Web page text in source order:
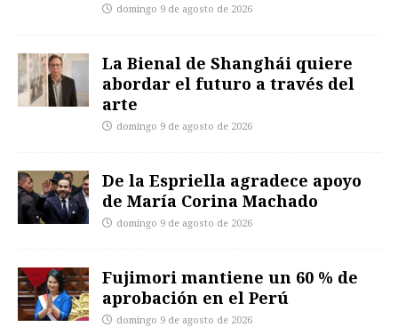
domingo 9 de agosto de 2026
La Bienal de Shanghái quiere
abordar el futuro a través del
arte
domingo 9 de agosto de 2026
De la Espriella agradece apoyo
de María Corina Machado
domingo 9 de agosto de 2026
Fujimori mantiene un 60 % de
aprobación en el Perú
domingo 9 de agosto de 2026